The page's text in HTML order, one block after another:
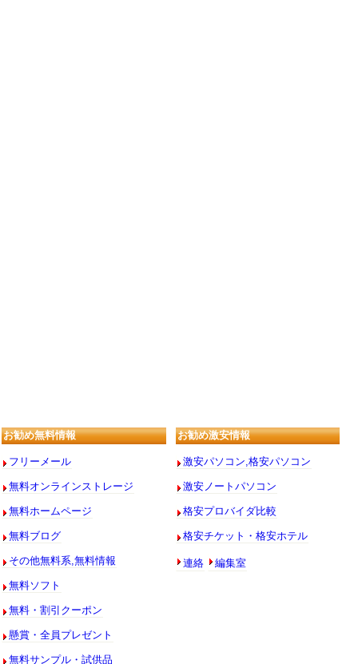
お勧め無料情報
フリーメール
無料オンラインストレージ
無料ホームページ
無料ブログ
その他無料系,無料情報
無料ソフト
無料・割引クーポン
懸賞・全員プレゼント
無料サンプル・試供品
お勧め激安情報
激安パソコン,格安パソコン
激安ノートパソコン
格安プロバイダ比較
格安チケット・格安ホテル
連絡 編集室